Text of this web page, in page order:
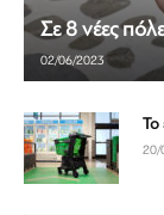
Σε 8 νέες
02/06/2023
Το
20/